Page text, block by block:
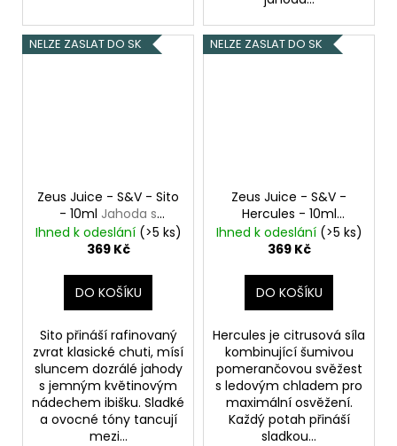
NELZE ZASLAT DO SK
Zeus Juice - S&V - Sito
- 10ml Jahoda s
ibiškem
Ihned k odeslání (>5 ks)
369 Kč
DO KOŠÍKU
Sito přináší rafinovaný
zvrat klasické chuti, mísí
sluncem dozrálé jahody
s jemným květinovým
nádechem ibišku. Sladké
a ovocné tóny tancují
mezi...
NELZE ZASLAT DO SK
Zeus Juice - S&V -
Hercules - 10ml
Vychlazený pomeranč
Ihned k odeslání (>5 ks)
369 Kč
DO KOŠÍKU
Hercules je citrusová síla
kombinující šumivou
pomerančovou svěžest
s ledovým chladem pro
maximální osvěžení.
Každý potah přináší
sladkou...